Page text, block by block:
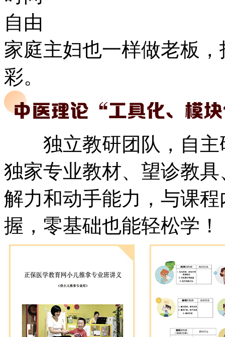
自由
家庭主妇也一样做老板
彩。
独立教研团队，自主
独家专业教材、望诊教
解力和动手能力，与课
握，零基础也能轻松学！